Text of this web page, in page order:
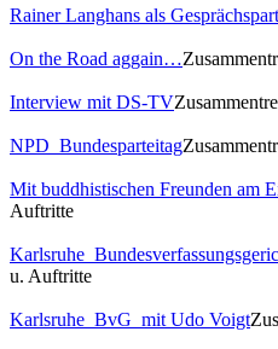
Rainer Langhans als
On the Road aggain…
Interview mit DS-TV
NPD_Bundesparteitag
Mit buddhistischen Freunden am
Auftritte
u. Auftritte
Karlsruhe_BvG_mit Udo Voigt